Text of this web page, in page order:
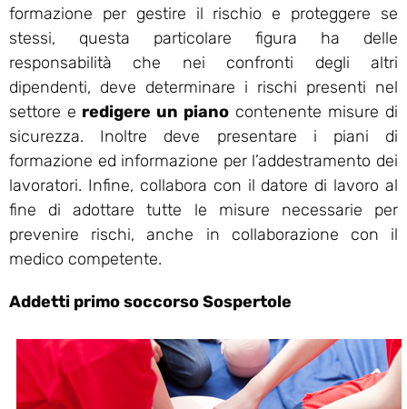
formazione per gestire il rischio e proteggere se
stessi, questa particolare figura ha delle
responsabilità che nei confronti degli altri
dipendenti, deve determinare i rischi presenti nel
settore e redigere un piano contenente misure di
sicurezza. Inoltre deve presentare i piani di
formazione ed informazione per l’addestramento dei
lavoratori. Infine, collabora con il datore di lavoro al
fine di adottare tutte le misure necessarie per
prevenire rischi, anche in collaborazione con il
medico competente.
Addetti primo soccorso Sospertole